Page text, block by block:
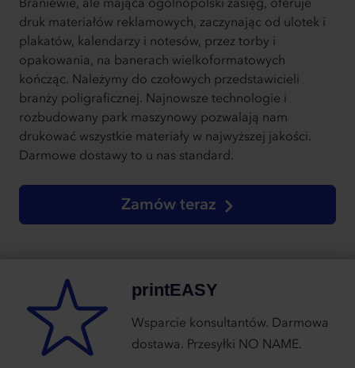
Braniewie, ale mająca ogólnopolski zasięg, oferuje
druk materiałów reklamowych, zaczynając od ulotek i
plakatów, kalendarzy i notesów, przez torby i
opakowania, na banerach wielkoformatowych
kończąc. Należymy do czołowych przedstawicieli
branży poligraficznej. Najnowsze technologie i
rozbudowany park maszynowy pozwalają nam
drukować wszystkie materiały w najwyższej jakości.
Darmowe dostawy to u nas standard.
Zamów teraz
printEASY
Wsparcie konsultantów. Darmowa
dostawa. Przesyłki NO NAME.